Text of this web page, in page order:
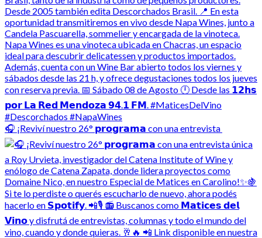
🎧 ¡Reviví nuestro 26° 𝗽𝗿𝗼𝗴𝗿𝗮𝗺𝗮 con una entrevista